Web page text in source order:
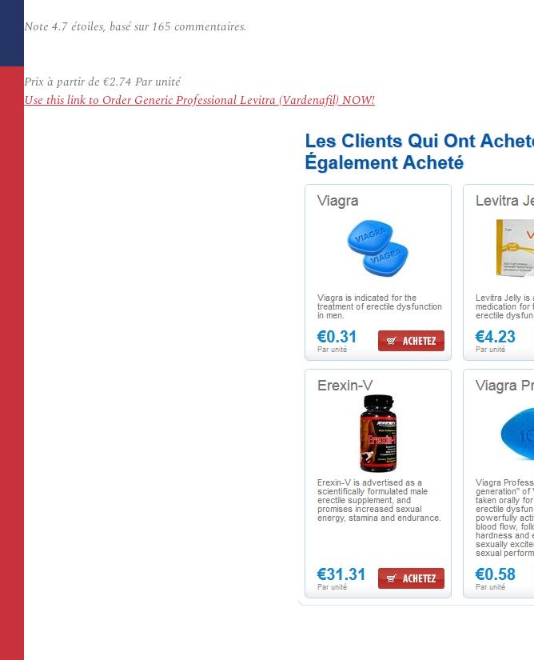
Note 4.7étoiles, basé sur 165 commentaires.
Prix à partir de €2.74 Par unité
Use this link to Order Generic Professional Levitra (Vardenafil) NOW!